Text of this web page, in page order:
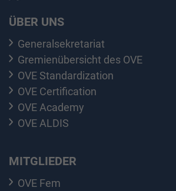
ÜBER UNS
Generalsekretariat
Gremienübersicht des OVE
OVE Standardization
OVE Certification
OVE Academy
OVE ALDIS
MITGLIEDER
OVE Fem